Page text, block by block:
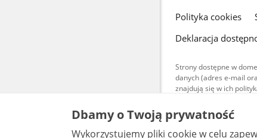
gov.pl
Polityka cookies
Deklaracja
Strony dostępne w
danych (adres e-mail
znajdują się w ich
Treści
Dbamy o Twoją prywatność
Wykorzystujemy pliki cookie w celu